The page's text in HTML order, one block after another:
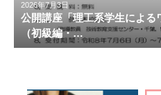
2026年7月3日
公開講座「理工系学生による
（初級編・…